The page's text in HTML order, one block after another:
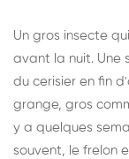
Un gros insecte
avant la nuit. Une
du cerisier en fin
grange, gros
y a quelques
souvent, le frelon